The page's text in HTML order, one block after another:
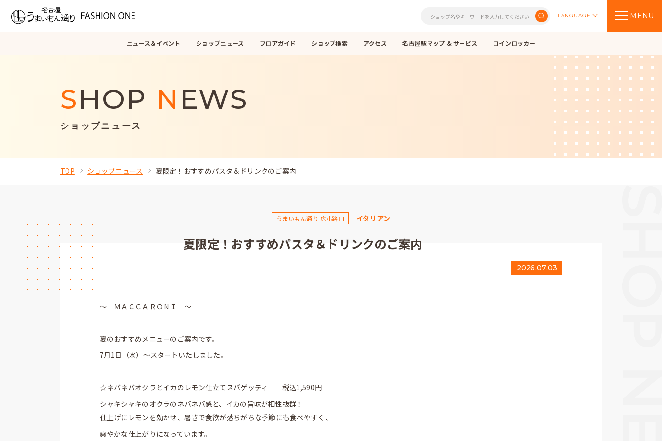
LANGUAGE MENU
ニュース＆イベント ショップニュース フロアガイド ショップ検索 アクセス 名古屋駅マップ & サービス コインロッカー
SHOP N EWS
ショップニュース
TOP ショップニュース 夏限定！おすすめパスタ＆ドリンクのご案内
うまいもん通り 広小路口 イタリアン
夏限定！おすすめパスタ＆ドリンクのご案内
2026.07.03
～ ＭＡＣＣＡＲＯＮＩ ～
夏のおすすめメニューのご案内です。
7月1日（水）～スタートいたしました。
☆ネバネバオクラとイカのレモン仕立てスパゲッティ 税込1,590円
シャキシャキのオクラのネバネバ感と、イカの旨味が相性抜群！
仕上げにレモンを効かせ、暑さで食欲が落ちがちな季節にも食べやすく、
爽やかな仕上がりになっています。